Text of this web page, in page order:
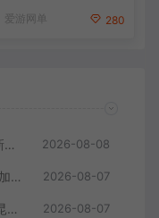
爱游网单 280
爱游网单亲测【倚天OL单机版】最新整理龙驹完善版 怀旧武侠网游单机 带GM工具可发物品装备 虚拟机一键端 视频安装教学 2026-08-08
更新1.2版 侍魂武器防具改可交易 增加掉落和在线奖励 DNF70星月侍魂联机版 新版技能 丰富异次元技能装备词条 护石 辟邪玉 皮肤外观 BUFF技能徽章 史诗装备特效徽章 技能宝珠等 在线点 装备靠爆 2026-08-07
群服联机剑灵二系55级白青西洛S3昆仑版 在线点券 每日礼包 复古玩法 2026-08-07